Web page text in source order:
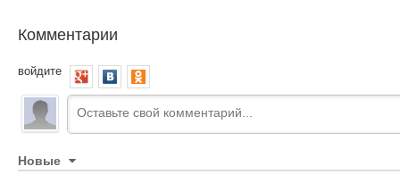
Комментарии
войдите
Новые